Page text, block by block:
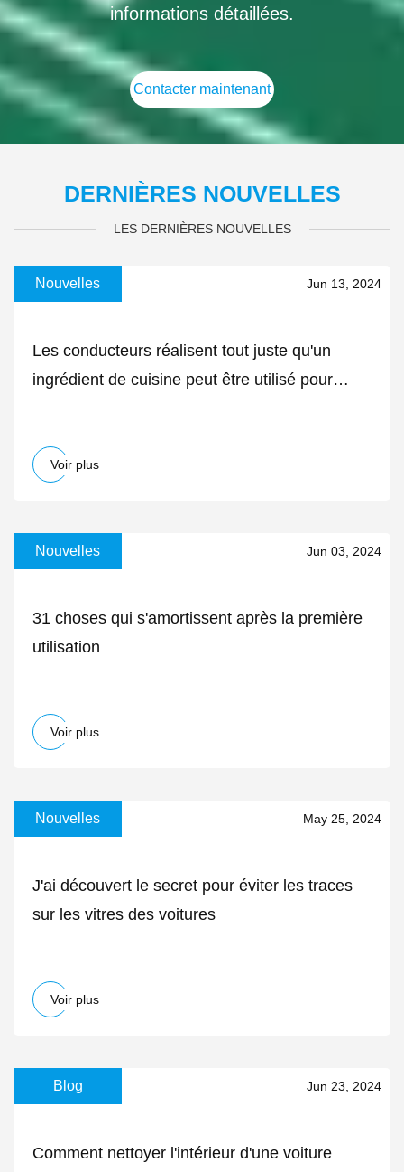
informations détaillées.
Contacter maintenant
DERNIÈRES NOUVELLES
LES DERNIÈRES NOUVELLES
Nouvelles Jun 13, 2024
Les conducteurs réalisent tout juste qu'un
ingrédient de cuisine peut être utilisé pour
Voir plus
Nouvelles Jun 03, 2024
31 choses qui s'amortissent après la première
utilisation
Voir plus
Nouvelles May 25, 2024
J'ai découvert le secret pour éviter les traces
sur les vitres des voitures
Voir plus
Blog Jun 23, 2024
Comment nettoyer l'intérieur d'une voiture